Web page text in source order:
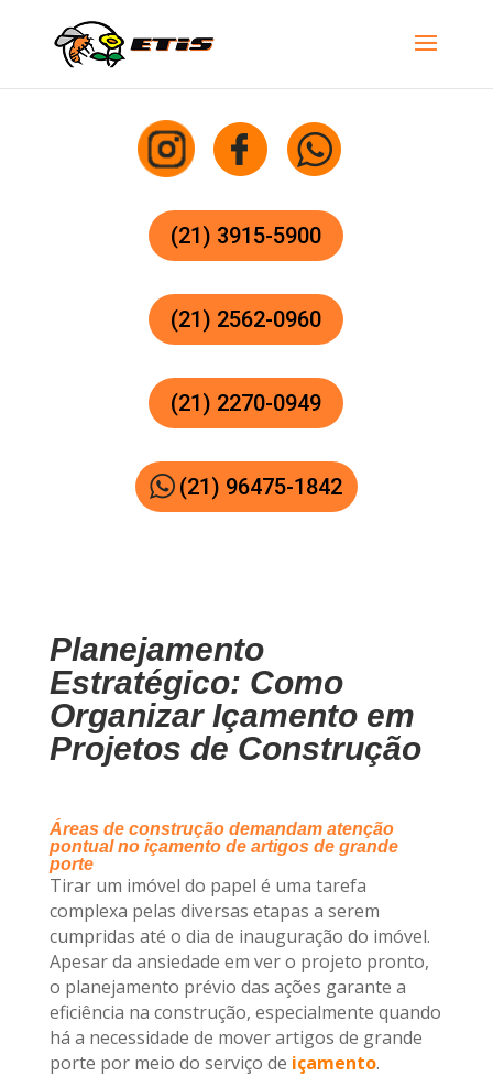
(21) 3915-5900
(21) 2562-0960
(21) 2270-0949
(21) 96475-1842
Planejamento
Estratégico: Como
Organizar Içamento em
Projetos de Construção
Áreas de construção demandam atenção
pontual no içamento de artigos de grande
porte
Tirar um imóvel do papel é uma tarefa
complexa pelas diversas etapas a serem
cumpridas até o dia de inauguração do imóvel.
Apesar da ansiedade em ver o projeto pronto,
o planejamento prévio das ações garante a
eficiência na construção, especialmente quando
há a necessidade de mover artigos de grande
porte por meio do serviço de içamento.